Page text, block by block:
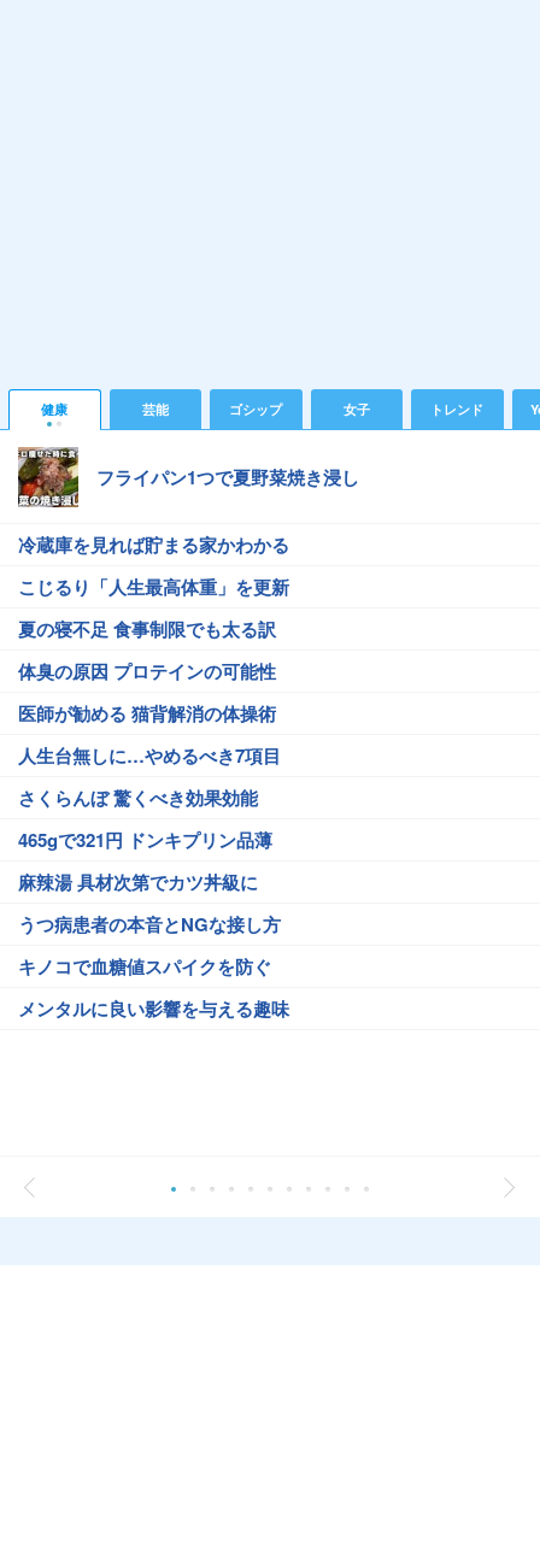
健康 芸能 ゴシップ 女子 トレンド
フライパン1つで夏野菜焼き浸し
冷蔵庫を見れば貯まる家かわかる
こじるり「人生最高体重」を更新
夏の寝不足 食事制限でも太る訳
体臭の原因 プロテインの可能性
医師が勧める 猫背解消の体操術
人生台無しに…やめるべき7項目
さくらんぼ 驚くべき効果効能
465gで321円 ドンキプリン品薄
麻辣湯 具材次第でカツ丼級に
うつ病患者の本音とNGな接し方
キノコで血糖値スパイクを防ぐ
メンタルに良い影響を与える趣味